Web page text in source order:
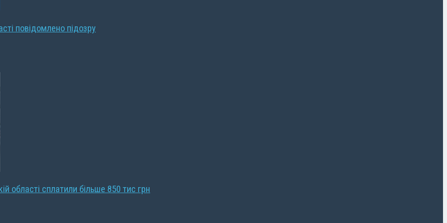
повідомлено підозру
області сплатили більше 850 тис грн